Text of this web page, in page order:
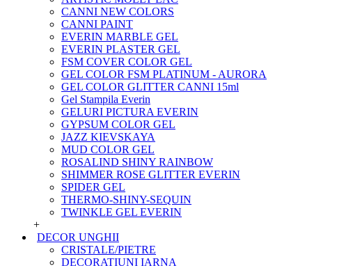
CANNI NEW COLORS
CANNI PAINT
EVERIN MARBLE GEL
EVERIN PLASTER GEL
FSM COVER COLOR GEL
GEL COLOR FSM PLATINUM - AURORA
GEL COLOR GLITTER CANNI 15ml
Gel Stampila Everin
GELURI PICTURA EVERIN
GYPSUM COLOR GEL
JAZZ KIEVSKAYA
MUD COLOR GEL
ROSALIND SHINY RAINBOW
SHIMMER ROSE GLITTER EVERIN
SPIDER GEL
THERMO-SHINY-SEQUIN
TWINKLE GEL EVERIN
+
DECOR UNGHII
CRISTALE/PIETRE
DECORATIUNI IARNA